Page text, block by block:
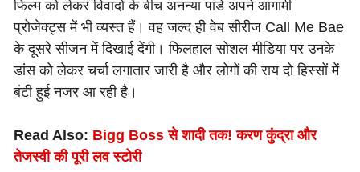
फिल्म को लेकर विवादों के बीच अनन्या पांडे अपने आगामी
प्रोजेक्ट्स में भी व्यस्त हैं। वह जल्द ही वेब सीरीज Call Me Bae
के दूसरे सीजन में दिखाई देंगी। फिलहाल सोशल मीडिया पर उनके
डांस को लेकर चर्चा लगातार जारी है और लोगों की राय दो हिस्सों में
बंटी हुई नजर आ रही है।
Read Also: Bigg Boss से शादी तक! करण कुंद्रा और
तेजस्वी की पूरी लव स्टोरी